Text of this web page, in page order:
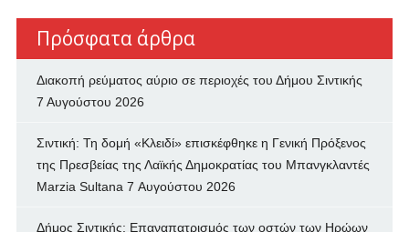
Πρόσφατα άρθρα
Διακοπή ρεύματος αύριο σε περιοχές του Δήμου Σιντικής
7 Αυγούστου 2026
Σιντική: Τη δομή «Κλειδί» επισκέφθηκε η Γενική Πρόξενος
της Πρεσβείας της Λαϊκής Δημοκρατίας του Μπανγκλαντές
Marzia Sultana 7 Αυγούστου 2026
Δήμος Σιντικής: Επαναπατρισμός των oστών των Ηρώων